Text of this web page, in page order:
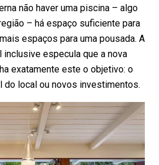
não haver uma piscina – algo
– há espaço suficiente para
espaços para uma pousada. A
inclusive especula que a nova
exatamente este o objetivo: o
do local ou novos investimentos.